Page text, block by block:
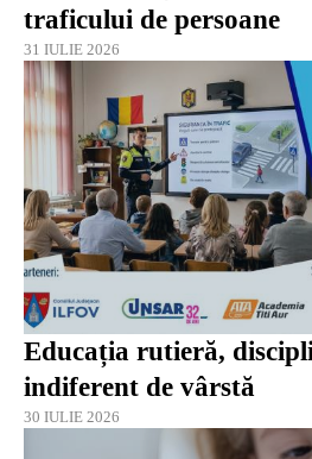
traficului de persoane
31 IULIE 2026
Educația rutieră,
indiferent de vârstă
30 IULIE 2026